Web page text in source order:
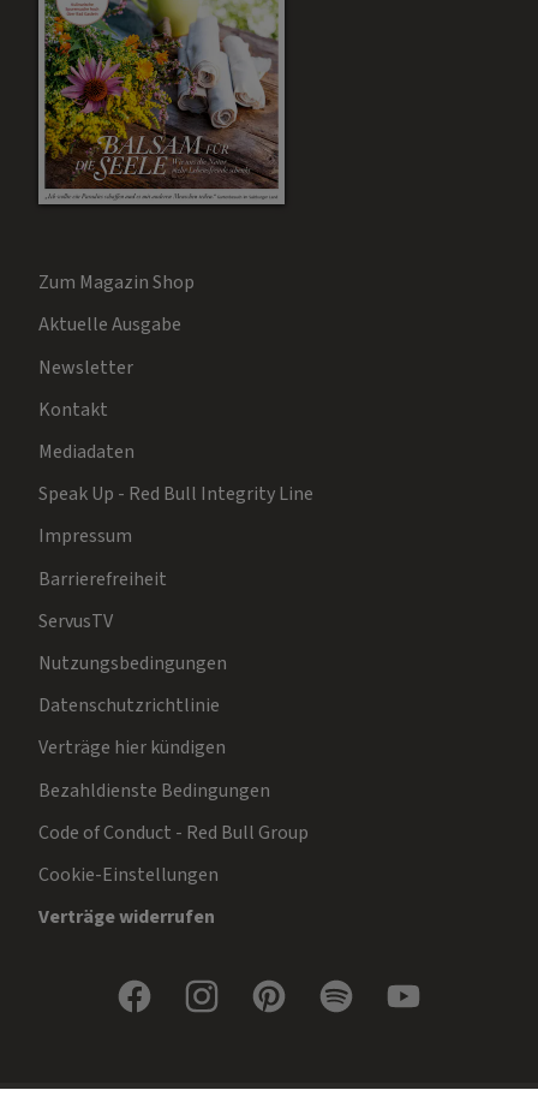
Zum Magazin Shop
Aktuelle Ausgabe
Newsletter
Kontakt
Mediadaten
Speak Up - Red Bull Integrity Line
Impressum
Barrierefreiheit
ServusTV
Nutzungsbedingungen
Datenschutzrichtlinie
Verträge hier kündigen
Bezahldienste Bedingungen
Code of Conduct - Red Bull Group
Cookie-Einstellungen
Verträge widerrufen